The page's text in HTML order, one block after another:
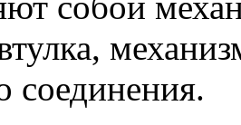
соединения.